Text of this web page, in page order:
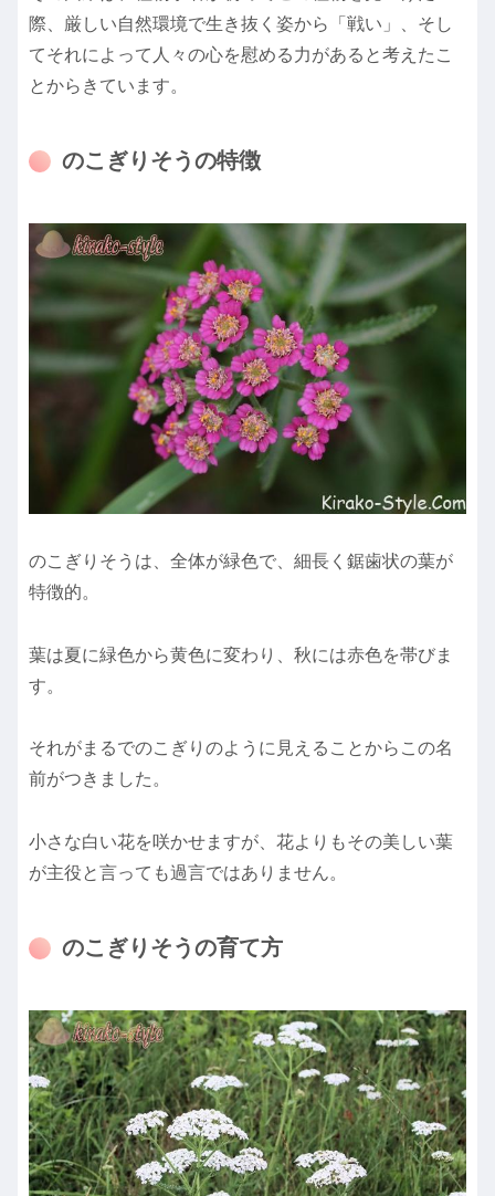
際、厳しい自然環境で生き抜く姿から「戦い」、そし
てそれによって人々の心を慰める力があると考えたこ
とからきています。
のこぎりそうの特徴
のこぎりそうは、全体が緑色で、細長く鋸歯状の葉が
特徴的。
葉は夏に緑色から黄色に変わり、秋には赤色を帯びま
す。
それがまるでのこぎりのように見えることからこの名
前がつきました。
小さな白い花を咲かせますが、花よりもその美しい葉
が主役と言っても過言ではありません。
のこぎりそうの育て方